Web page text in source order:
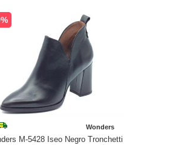
Wonders
M-5428 Iseo Negro Tronchetti